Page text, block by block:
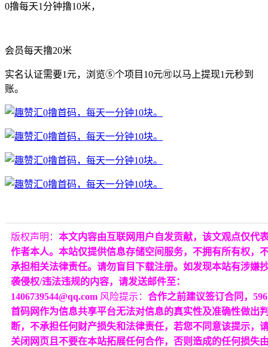
0撸每天1分钟撸10米，
会员每天撸20米
实名认证需要1元，浏览⑤个项目10元🉑以马上提现1元秒到
账。
版权声明： 本文内容由互联网用户自发贡献，该文观点仅代
作者本人。本站仅提供信息存储空间服务，不拥有所有权，
承担相关法律责任。请勿盲目下载注册。如发现本站有涉嫌
袭侵权/违法违规的内容，请发送邮件至：
1406739544@qq.com 风险提示： 合作之前建议签订合同，596
首码网作为信息共享平台无法对信息的真实性及准确性做出
断，不承担任何财产损失和法律责任，若您不同意该提示，
关闭网页且不要在本站拓展任何合作，否则造成的任何损失